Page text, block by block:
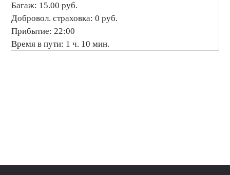
Багаж: 15.00 руб.
Добровол. страховка: 0 руб.
Прибытие: 22:00
Время в пути: 1 ч. 10 мин.